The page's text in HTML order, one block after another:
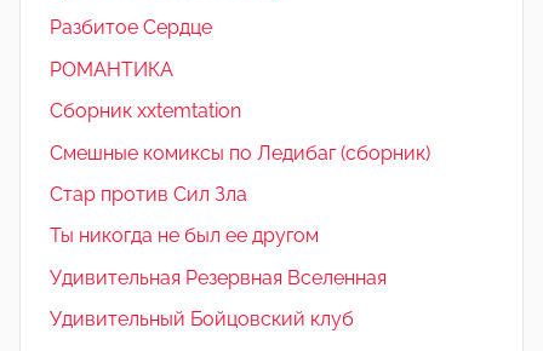
Разбитое Сердце
РОМАНТИКА
Сборник xxtemtation
Смешные комиксы по Ледибаг (сборник)
Стар против Сил Зла
Ты никогда не был ее другом
Удивительная Резервная Вселенная
Удивительный Бойцовский клуб